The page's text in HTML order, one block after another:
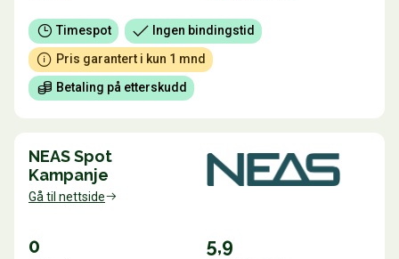
Timespot
Ingen bindingstid
Pris garantert i kun 1 mnd
Betaling på etterskudd
NEAS Spot
Kampanje
Gå til nettside
0 5,9